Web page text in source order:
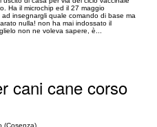
Ha il microchip ed il 27 maggio
insegnargli quale comando di base ma
nulla! non ha mai indossato il
non ne voleva sapere, è...
cani cane corso
(Cosenza)